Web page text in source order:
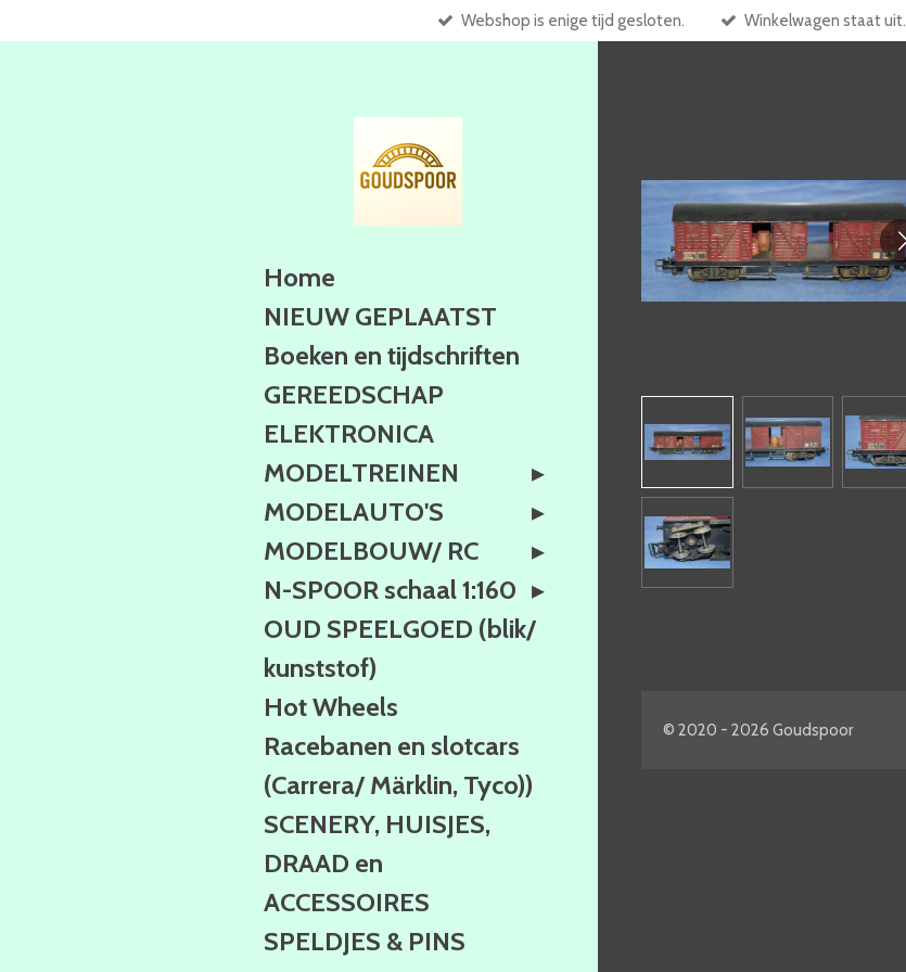
direct
Webshop is enige tijd gesloten. Winkelwagen staat uit.
© 2020 - 2026 Goudspoor
Home
NIEUW GEPLAATST
Boeken en tijdschriften
GEREEDSCHAP
ELEKTRONICA
MODELTREINEN
MODELAUTO'S
MODELBOUW/ RC
N-SPOOR schaal 1:160
OUD SPEELGOED (blik/
kunststof)
Hot Wheels
Racebanen en slotcars
(Carrera/ Märklin, Tyco))
SCENERY, HUISJES,
DRAAD en
ACCESSOIRES
SPELDJES & PINS